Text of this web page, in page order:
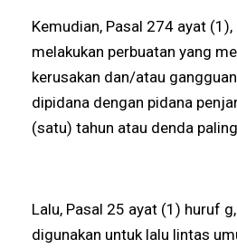
Kemudian, Pasal 274 ayat (1),
melakukan perbuatan yang
kerusakan dan/atau
dipidana dengan pidana
(satu) tahun atau denda
Lalu, Pasal 25 ayat (1) huruf
digunakan untuk lalu lintas